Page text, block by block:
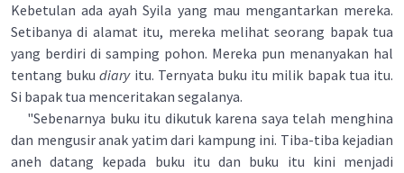
Kebetulan ada ayah Syila yang mau mengantarkan mereka.
Setibanya di alamat itu, mereka melihat seorang bapak tua
yang berdiri di samping pohon. Mereka pun menanyakan hal
tentang bukudiaryitu. Ternyata buku itu milik bapak tua itu.
Si bapak tua menceritakan segalanya.
"Sebenarnya buku itu dikutuk karena saya telah menghina
dan mengusir anak yatim dari kampung ini. Tiba-tiba kejadian
aneh datang kepada buku itu dan buku itu kini menjadi